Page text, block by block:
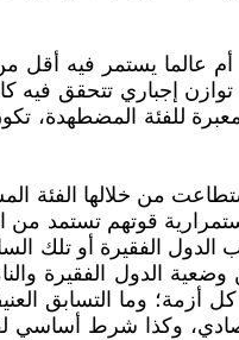
إجباري تتحقق فيه
للفئة المضطهدة،
من خلالها الفئة
قوتهم تستمد من
الفقيرة أو تلك
وضعية الدول الفقيرة
وكذا شرط أساسي